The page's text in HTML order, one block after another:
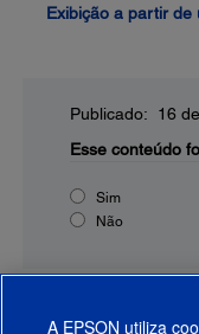
Exibição a partir de
Publicado: 16
Esse conteúdo
Sim
Não
A EPSON utiliza